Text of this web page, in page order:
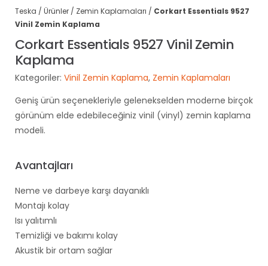
Teska / Ürünler / Zemin Kaplamaları / Corkart Essentials 9527
Vinil Zemin Kaplama
Corkart Essentials 9527 Vinil Zemin
Kaplama
Kategoriler: Vinil Zemin Kaplama, Zemin Kaplamaları
Geniş ürün seçenekleriyle gelenekselden moderne birçok
görünüm elde edebileceğiniz vinil (vinyl) zemin kaplama
modeli.
Avantajları
Neme ve darbeye karşı dayanıklı
Montajı kolay
Isı yalıtımlı
Temizliği ve bakımı kolay
Akustik bir ortam sağlar